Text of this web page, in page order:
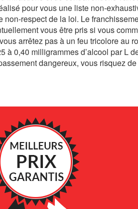
pour vous une liste non-
respect de la loi. Le
vous être pris si vous
arrêtez pas à un feu tricolore au
à 0,40 milligrammes d’alcool par L
dangereux, vous risquez